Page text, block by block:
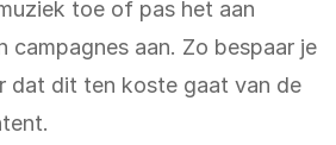
toe of pas het aan
campagnes aan. Zo bespaar je
dat dit ten koste gaat van de